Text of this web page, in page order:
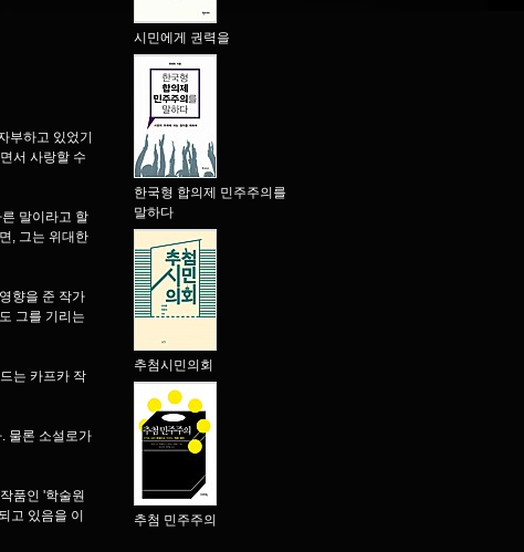
부하고 있었기
서 사랑할 수
말이라고 할
, 그는 위대한
향을 준 작가
그를 기리는
는 카프카 작
물론 소설로가
품인 '학술원
고 있음을 이
시민에게 권력을
한국형 합의제 민주주의를
말하다
추첨시민의회
추첨 민주주의